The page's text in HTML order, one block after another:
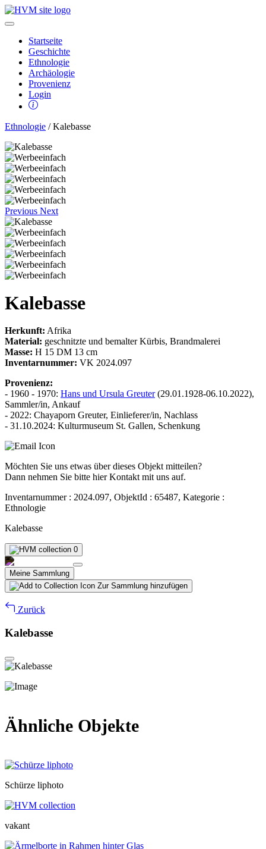
Startseite
Geschichte
Ethnologie
Archäologie
Provenienz
Login
Ethnologie / Kalebasse
Previous Next
Kalebasse
Herkunft: Afrika
Material: geschnitzte und bemalter Kürbis, Brandmalerei
Masse: H 15 DM 13 cm
Inventarnummer: VK 2024.097
Provenienz:
- 1960 - 1970: Hans und Ursula Greuter(29.01.1928-06.10.2022),
Sammler/in, Ankauf
- 2022: Chayaporn Greuter, Einlieferer/in, Nachlass
- 31.10.2024: Kulturmuseum St. Gallen, Schenkung
Möchten Sie uns etwas über dieses Objekt mitteilen?
Dann nehmen Sie bitte hier Kontakt mit uns auf.
Inventarnummer : 2024.097, ObjektId : 65487, Kategorie :
Ethnologie
Kalebasse
0
Meine Sammlung
Zur Sammlung hinzufügen
Zurück
Kalebasse
Ähnliche Objekte
Schürze liphoto
vakant